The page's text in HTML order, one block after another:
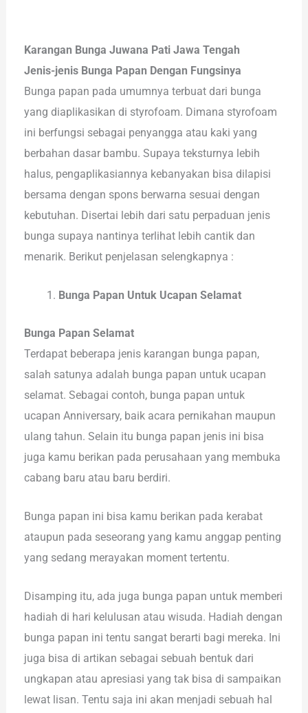
Karangan Bunga Juwana Pati Jawa Tengah
Jenis-jenis Bunga Papan Dengan Fungsinya
Bunga papan pada umumnya terbuat dari bunga
yang diaplikasikan di styrofoam. Dimana styrofoam
ini berfungsi sebagai penyangga atau kaki yang
berbahan dasar bambu. Supaya teksturnya lebih
halus, pengaplikasiannya kebanyakan bisa dilapisi
bersama dengan spons berwarna sesuai dengan
kebutuhan. Disertai lebih dari satu perpaduan jenis
bunga supaya nantinya terlihat lebih cantik dan
menarik. Berikut penjelasan selengkapnya :
Bunga Papan Untuk Ucapan Selamat
Bunga Papan Selamat
Terdapat beberapa jenis karangan bunga papan,
salah satunya adalah bunga papan untuk ucapan
selamat. Sebagai contoh, bunga papan untuk
ucapan Anniversary, baik acara pernikahan maupun
ulang tahun. Selain itu bunga papan jenis ini bisa
juga kamu berikan pada perusahaan yang membuka
cabang baru atau baru berdiri.
Bunga papan ini bisa kamu berikan pada kerabat
ataupun pada seseorang yang kamu anggap penting
yang sedang merayakan moment tertentu.
Disamping itu, ada juga bunga papan untuk memberi
hadiah di hari kelulusan atau wisuda. Hadiah dengan
bunga papan ini tentu sangat berarti bagi mereka. Ini
juga bisa di artikan sebagai sebuah bentuk dari
ungkapan atau apresiasi yang tak bisa di sampaikan
lewat lisan. Tentu saja ini akan menjadi sebuah hal